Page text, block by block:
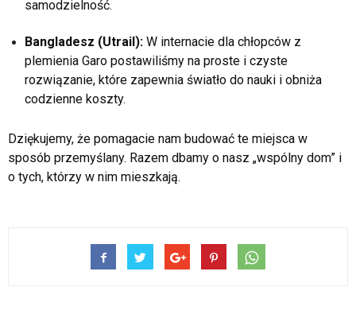
samodzielność.
Bangladesz (Utrail): W internacie dla chłopców z
plemienia Garo postawiliśmy na proste i czyste
rozwiązanie, które zapewnia światło do nauki i obniża
codzienne koszty.
Dziękujemy, że pomagacie nam budować te miejsca w
sposób przemyślany. Razem dbamy o nasz „wspólny dom” i
o tych, którzy w nim mieszkają.